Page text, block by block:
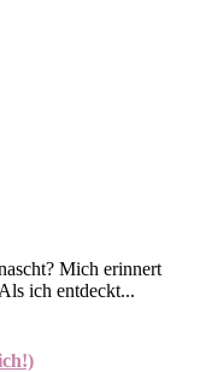
Mich erinnert
ich entdeckt...